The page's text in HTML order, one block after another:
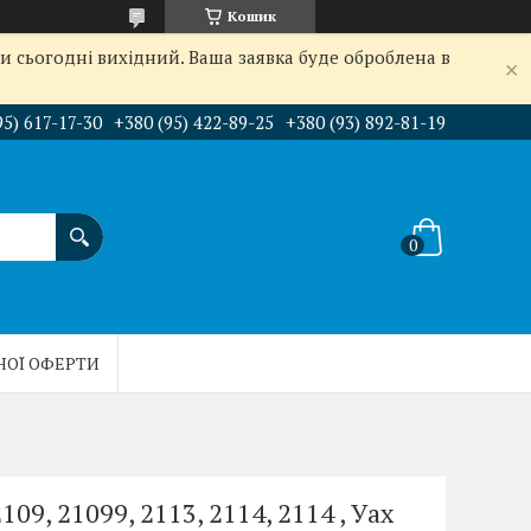
Кошик
вихідний. Ваша заявка буде оброблена в
617-17-30 +380 (95) 422-89-25 +380 (93) 892-81-19
ОФЕРТИ
21099, 2113, 2114, 2114 , Уах